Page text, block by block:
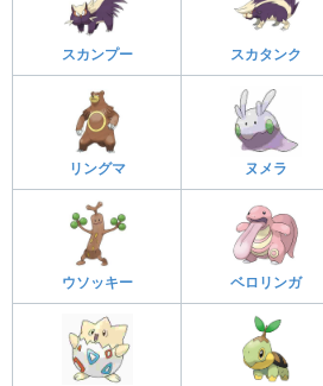
スカンプー スカタンク
リングマ ヌメラ
ウソッキー ベロリンガ